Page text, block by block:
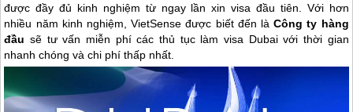
được đầy đủ kinh nghiệm từ ngay lần xin visa đầu tiên. Với hơn
nhiều năm kinh nghiệm, VietSense được biết đến làCông ty hàng
đầu sẽ tư vấn miễn phí các thủ tục làm visa Dubaivới thời gian
nhanh chóng và chi phí thấp nhất.